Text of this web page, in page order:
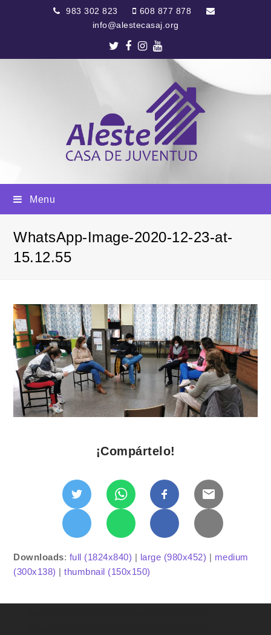
983 302 823
608 877 878
info@alestecasaj.org
Twitter
Facebook
Instagram
Youtube
Menu
WhatsApp-Image-2020-12-23-at-
15.12.55
¡Compártelo!
Downloads: full (1824x840) | large (980x452) | medium
(300x138) |thumbnail (150x150)